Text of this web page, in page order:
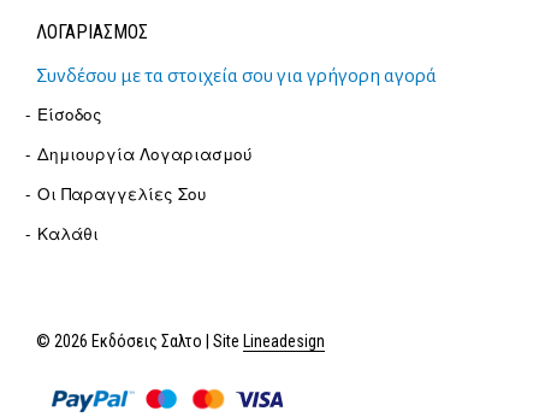
ΛΟΓΑΡΙΑΣΜΟΣ
Συνδέσου με τα στοιχεία σου για γρήγορη αγορά
Είσοδος
Δημιουργία Λογαριασμού
Οι Παραγγελίες Σου
Καλάθι
© 2026 Εκδόσεις Σαλτο | Site Lineadesign